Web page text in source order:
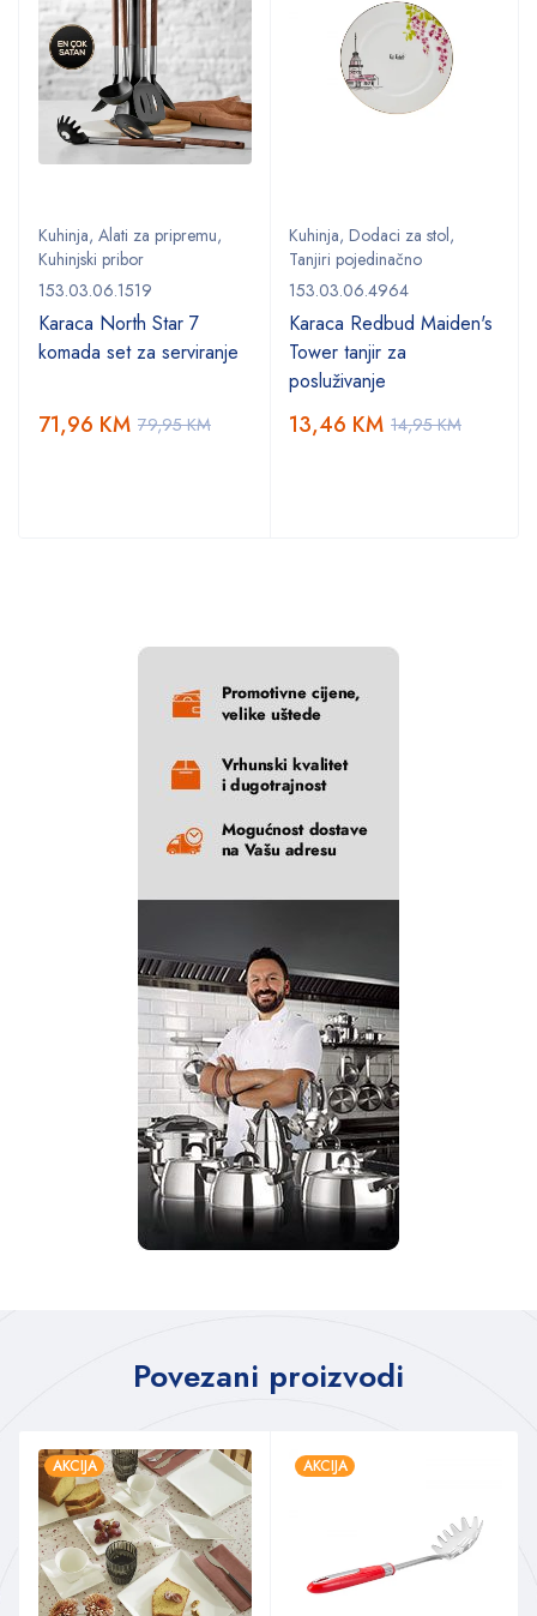
Kuhinja, Alati za pripremu,
Kuhinjski pribor
153.03.06.1519
Karaca North Star 7
komada set za serviranje
79,95KM
71,96 KM
Kuhinja, Dodaci za stol,
Tanjiri pojedinačno
153.03.06.4964
Karaca Redbud Maiden's
Tower tanjir za
posluživanje
14,95KM
13,46 KM
Povezani proizvodi
AKCIJA AKCIJA